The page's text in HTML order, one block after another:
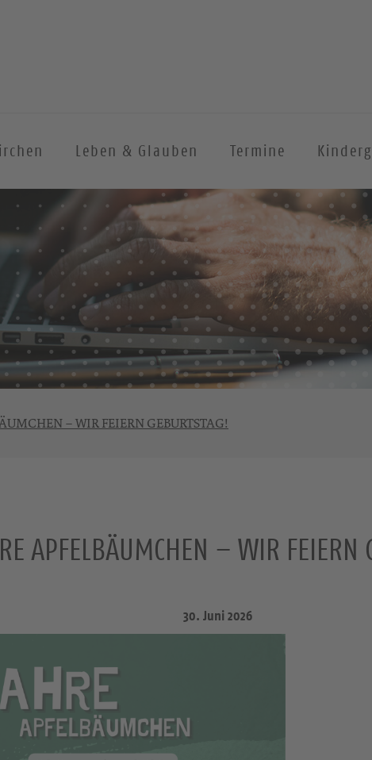
Leben & Glauben Termine
– WIR FEIERN GEBURTSTAG!
APFELBÄUMCHEN – WIR FEIERN
30. Juni 2026